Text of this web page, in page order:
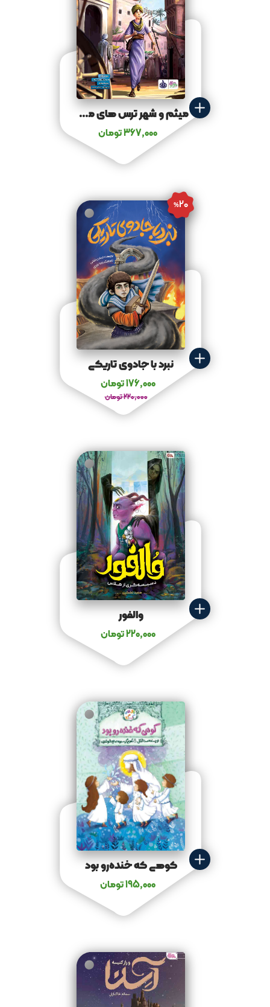
میثم و شهر ترس‌ های ممنوعه
367,000تومان
%20
نبرد با جادوی تاریکی
176,000تومان
220,000تومان
والفور
220,000تومان
کوهی که خنده‌رو بود
195,000تومان